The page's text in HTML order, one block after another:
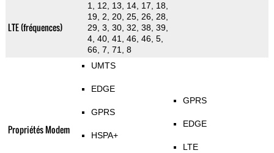
LTE (fréquences)
1, 12, 13, 14, 17, 18,
19, 2, 20, 25, 26, 28,
29, 3, 30, 32, 38, 39,
4, 40, 41, 46, 46, 5,
66, 7, 71, 8
Propriétés Modem
UMTS
EDGE
GPRS
HSPA+
GPRS
EDGE
LTE